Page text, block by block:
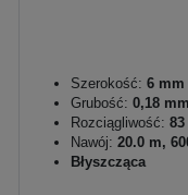
Szerokość: 6 mm
Grubość: 0,18 mm
Rozciągliwość: 83
Nawój: 20.0 m,
Błyszcząca